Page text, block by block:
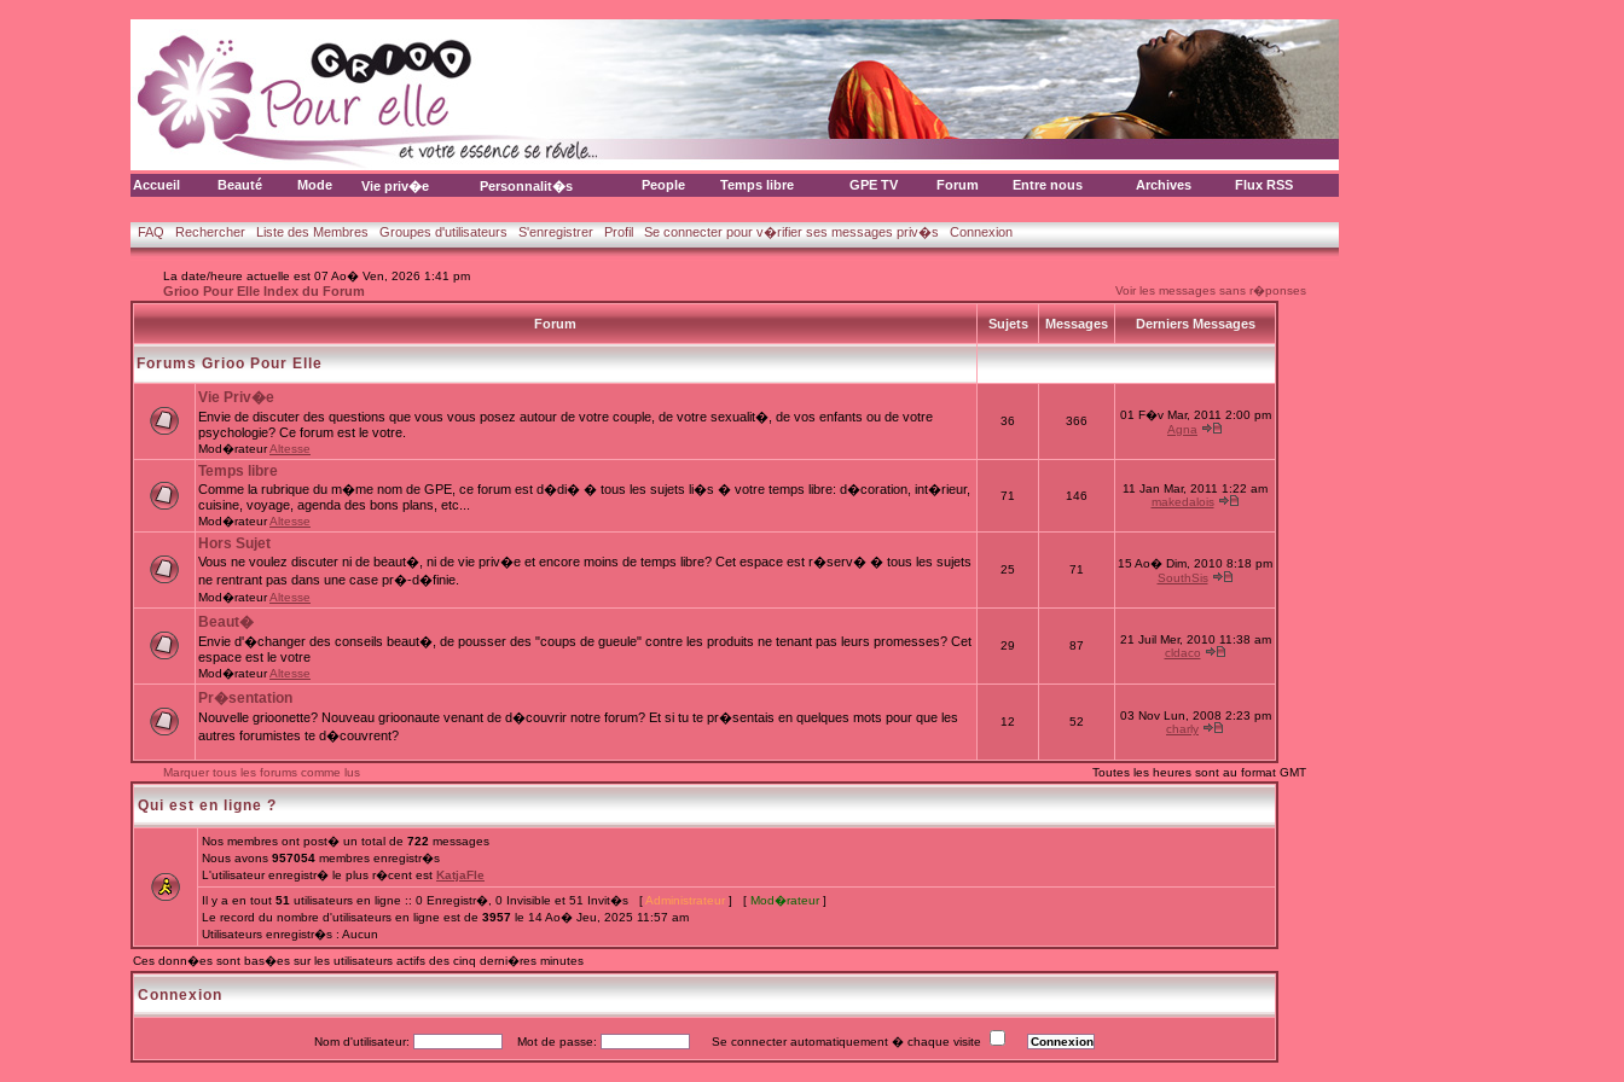
Accueil Beauté Mode Vie priv�e Personnalit�s People Temps libre GPE TV Forum Entre nous Archives Flux RSS
FAQ Rechercher Liste des Membres Groupes d'utilisateurs S'enregistrer Profil Se connecter pour v�rifier ses messages priv�s Connexion
La date/heure actuelle est 07 Ao� Ven, 2026 1:41 pm
Grioo Pour Elle Index du Forum Voir les messages sans r�ponses
Forum Sujets Messages Derniers Messages
Forums Grioo Pour Elle
Vie Priv�e
Envie de discuter des questions que vous vous posez autour de votre couple, de votre sexualit�, de vos enfants ou de votre
psychologie? Ce forum est le votre.
Mod�rateurAltesse
36 366
01 F�v Mar, 2011 2:00 pm
Agna
Temps libre
Comme la rubrique du m�me nom de GPE, ce forum est d�di� � tous les sujets li�s � votre temps libre: d�coration, int�rieur,
cuisine, voyage, agenda des bons plans, etc...
Mod�rateurAltesse
71 146
11 Jan Mar, 2011 1:22 am
makedalois
Hors Sujet
Vous ne voulez discuter ni de beaut�, ni de vie priv�e et encore moins de temps libre? Cet espace est r�serv� � tous les sujets
ne rentrant pas dans une case pr�-d�finie.
Mod�rateurAltesse
25 71
15 Ao� Dim, 2010 8:18 pm
SouthSis
Beaut�
Envie d'�changer des conseils beaut�, de pousser des "coups de gueule" contre les produits ne tenant pas leurs promesses? Cet
espace est le votre
Mod�rateurAltesse
29 87
21 Juil Mer, 2010 11:38 am
cldaco
Pr�sentation
Nouvelle grioonette? Nouveau grioonaute venant de d�couvrir notre forum? Et si tu te pr�sentais en quelques mots pour que les
autres forumistes te d�couvrent?
12 52
03 Nov Lun, 2008 2:23 pm
charly
Marquer tous les forums comme lus Toutes les heures sont au format GMT
Qui est en ligne ?
Nos membres ont post� un total de 722 messages
Nous avons 957054 membres enregistr�s
L'utilisateur enregistr� le plus r�cent est KatjaFle
Il y a en tout 51 utilisateurs en ligne :: 0 Enregistr�, 0 Invisible et 51 Invit�s [ Administrateur ] [ Mod�rateur]
Le record du nombre d'utilisateurs en ligne est de 3957 le 14 Ao� Jeu, 2025 11:57 am
Utilisateurs enregistr�s : Aucun
Ces donn�es sont bas�es sur les utilisateurs actifs des cinq derni�res minutes
Connexion
Nom d'utilisateur: Mot de passe: Se connecter automatiquement � chaque visite